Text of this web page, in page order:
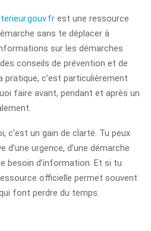
est une ressource
sans te déplacer à
sur les démarches
conseils de prévention et de
pratique, c’est particulièrement
faire avant, pendant et après un
c’est un gain de clarté. Tu peux
d’une urgence, d’une démarche
besoin d’information. Et si tu
officielle permet souvent
font perdre du temps.